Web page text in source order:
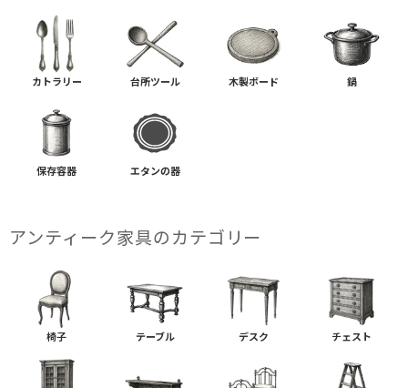
カトラリー 台所ツール 木製ボード 鍋
保存容器 エタンの器
アンティーク家具の​カテゴリー
椅子 テーブル デスク チェスト